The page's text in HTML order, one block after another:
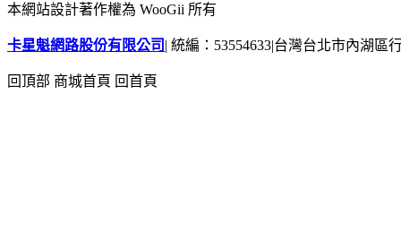
本網站設計著作權為 WooGii 所有
卡星魁網路股份有限公司 | 統編：53554633|台灣台北市內湖區
回頂部 商城首頁 回首頁